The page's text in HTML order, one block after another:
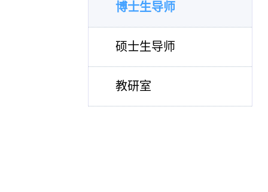
博士生导师
硕士生导师
教研室